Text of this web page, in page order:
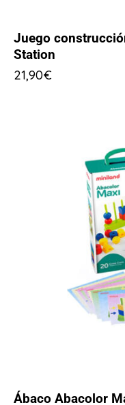
Juego
Station
21,90€
Ábaco Abacolor